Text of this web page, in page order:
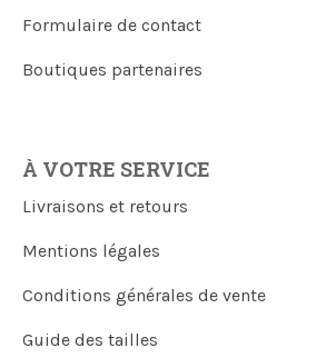
Formulaire de contact
Boutiques partenaires
À VOTRE SERVICE
Livraisons et retours
Mentions légales
Conditions générales de vente
Guide des tailles